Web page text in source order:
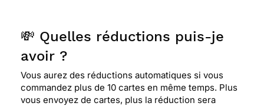
💸 Quelles réductions puis-je
avoir ?
Vous aurez des réductions automatiques si vous
commandez plus de 10 cartes en même temps. Plus
vous envoyez de cartes, plus la réduction sera